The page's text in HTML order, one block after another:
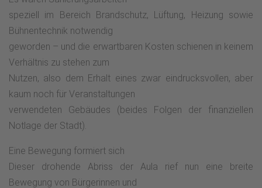
speziell im Bereich Brandschutz, Lüftung, Heizung sowie
Bühnentechnik notwendig
geworden – und die erwartbaren Kosten schienen in keinem
Verhältnis zu stehen zum
Nutzen, also dem Erhalt eines zwar eindrucksvollen, aber
kaum noch für Veranstaltungen
verwendeten Gebäudes (beides Folgen der finanziellen
Notlage der Stadt).
Eine Bewegung formiert sich
Dieser drohende Abriss der Aula rief nun eine breite
Bewegung von Bürgerinnen und